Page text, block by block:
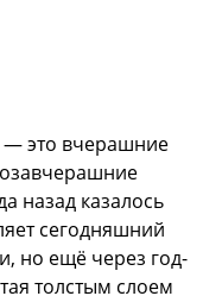
— это вчерашние
назад казалось
сегодняшний
но ещё через год-
толстым слоем